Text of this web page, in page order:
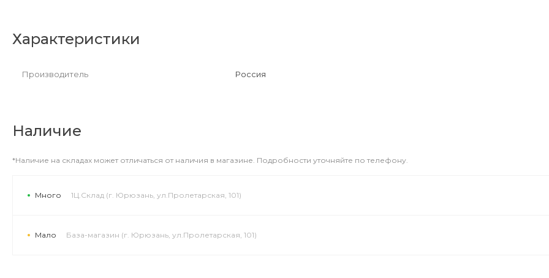
Характеристики
Производитель Россия
Наличие
*Наличие на складах может отличаться от наличия в магазине. Подробности уточняйте по телефону.
Много 1Ц.Склад (г. Юрюзань, ул.Пролетарская, 101)
Мало База-магазин (г. Юрюзань, ул.Пролетарская, 101)